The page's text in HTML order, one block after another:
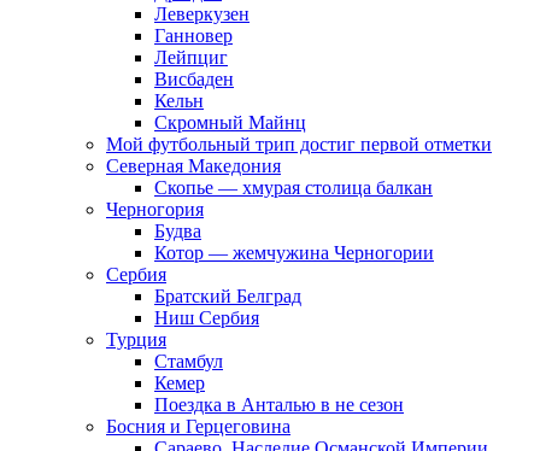
Леверкузен
Ганновер
Лейпциг
Висбаден
Кельн
Скромный Майнц
Мой футбольный трип достиг первой отметки
Северная Македония
Скопье — хмурая столица балкан
Черногория
Будва
Котор — жемчужина Черногории
Сербия
Братский Белград
Ниш Сербия
Турция
Стамбул
Кемер
Поездка в Анталью в не сезон
Босния и Герцеговина